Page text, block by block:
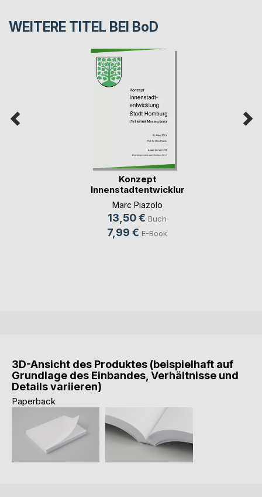
WEITERE TITEL BEI BoD
Konzept
Innenstadtentwicklung
Stad(...)
Marc Piazolo
13,50 € Buch
7,99 € E-Book
3D-Ansicht des Produktes (beispielhaft auf
Grundlage des Einbandes, Verhältnisse und
Details variieren)
Paperback